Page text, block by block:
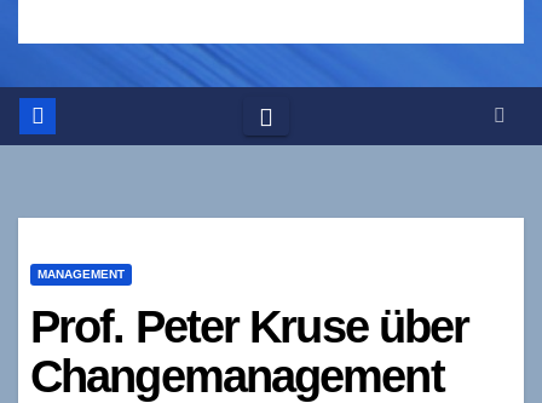
MANAGEMENT
Prof. Peter Kruse über
Changemanagement